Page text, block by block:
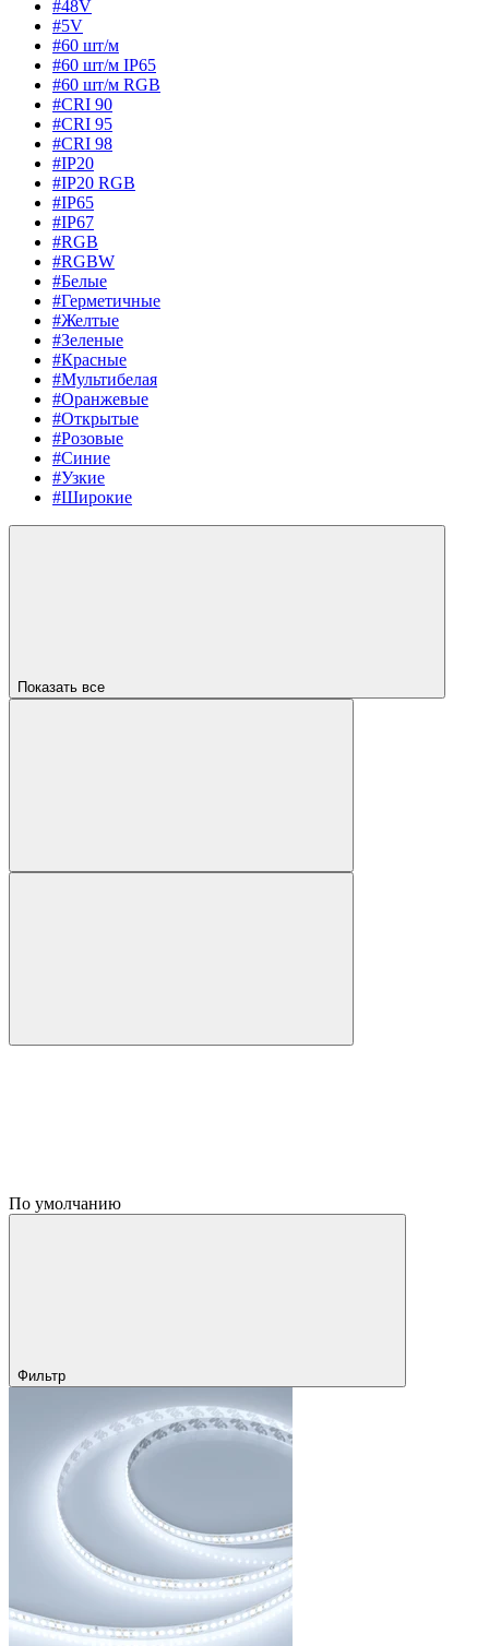
#48V
#5V
#60 шт/м
#60 шт/м IP65
#60 шт/м RGB
#CRI 90
#CRI 95
#CRI 98
#IP20
#IP20 RGB
#IP65
#IP67
#RGB
#RGBW
#Белые
#Герметичные
#Желтые
#Зеленые
#Красные
#Мультибелая
#Оранжевые
#Открытые
#Розовые
#Синие
#Узкие
#Широкие
Показать все
По умолчанию
Фильтр